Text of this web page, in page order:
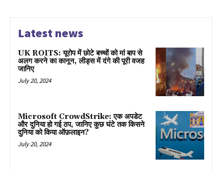
Latest news
UK ROITS: यूरोप में छोटे बच्चों को मां बाप से
अलग करने का कानून, लीड्स में दंगे की पूरी वजह
जानिए
July 20, 2024
Microsoft CrowdStrike: एक अपडेट
और दुनिया हो गई ठप, जानिए कुछ घंटे तक किसने
दुनिया को किया ऑफ़लाइन?
July 20, 2024